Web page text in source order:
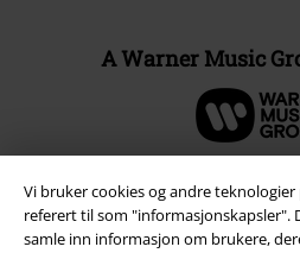
Vi bruker cookies og andre
referert til som "informasjonskapsler".
samle inn informasjon om brukere,
A Warner Music